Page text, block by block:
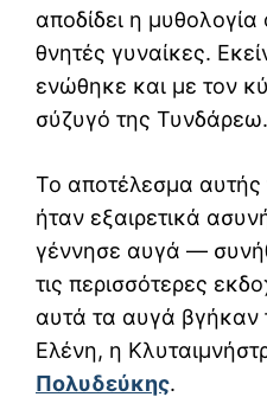
αποδίδει η
θνητές γυναίκες.
ενώθηκε και με τον
σύζυγό της Τυνδάρεω.
Το αποτέλεσμα αυτής
ήταν εξαιρετικά
γέννησε αυγά —
τις περισσότερες
αυτά τα αυγά βγήκαν
Ελένη, η
Πολυδεύκης.